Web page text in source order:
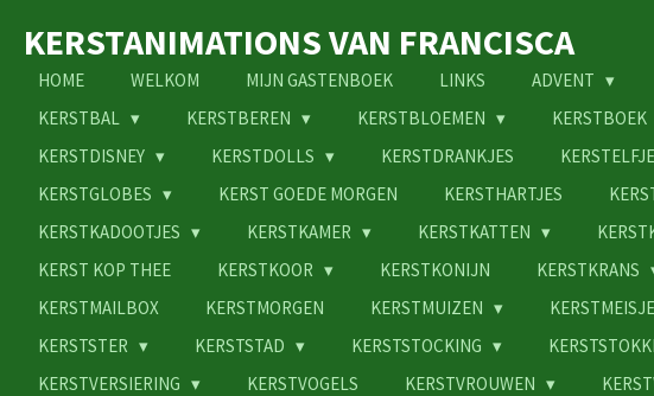
direct
naar
hoofdinhoud
KERSTANIMATIONS VAN FRANCISCA
HOME WELKOM MIJN GASTENBOEK LINKS ADVENT
KERSTBAL
KERSTBEREN KERSTBLOEMEN KERSTBOEK
KERSTDISNEY
KERSTDOLLS KERSTDRANKJES
KERSTGLOBES
KERST GOEDE MORGEN KERSTHARTJES
KERSTKADOOTJES
KERSTKAMER KERSTKATTEN
KERST KOP THEE
KERSTKOOR KERSTKONIJN KERSTKRANS
KERSTMAILBOX
KERSTMORGEN KERSTMUIZEN KERSTMEISJE
KERSTSTER
KERSTSTAD KERSTSTOCKING
KERSTVERSIERING
KERSTVOGELS KERSTVROUWEN